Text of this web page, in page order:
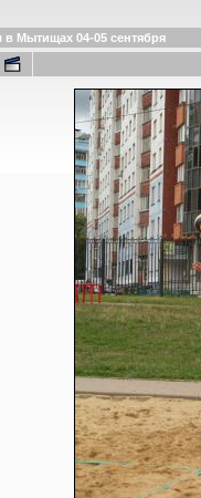
в Мытищах 04-05 сентября